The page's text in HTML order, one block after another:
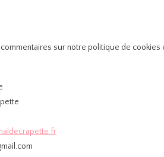
sur notre politique de